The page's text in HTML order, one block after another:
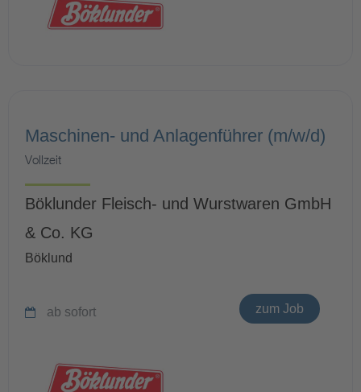
Maschinen- und Anlagenführer (m/w/d)
Vollzeit
Böklunder Fleisch- und Wurstwaren GmbH
& Co. KG
Böklund
ab sofort zum Job